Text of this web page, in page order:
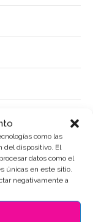
como las
del dispositivo. El
datos como el
únicas en este sitio.
negativamente a